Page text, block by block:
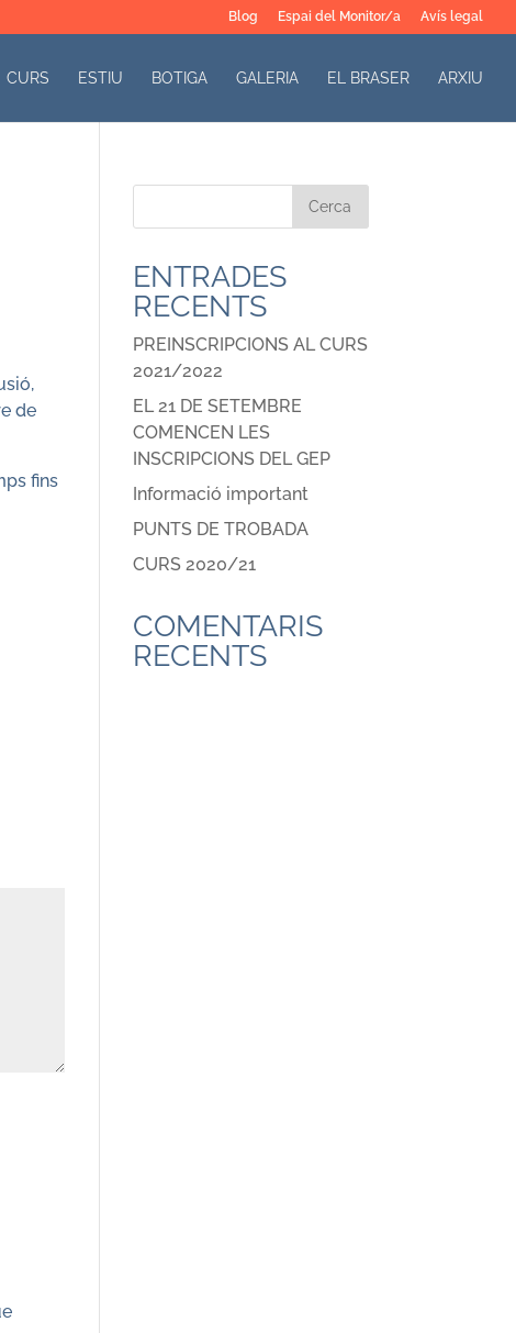
Blog Espai del Monitor/a Avís legal
CURS ESTIU BOTIGA GALERIA EL BRASER ARXIU
de
fins
ENTRADES
RECENTS
PREINSCRIPCIONS AL CURS
2021/2022
EL 21 DE SETEMBRE
COMENCEN LES
INSCRIPCIONS DEL GEP
Informació important
PUNTS DE TROBADA
CURS 2020/21
COMENTARIS
RECENTS